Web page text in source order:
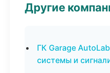
Другие
ГК Garage
системы и